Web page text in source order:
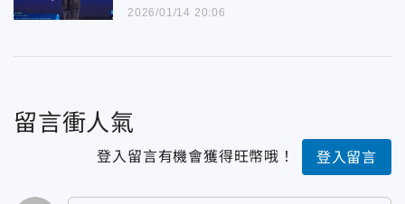
2026/01/14 20:06
留言衝人氣
登入留言有機會獲得旺幣哦！ 登入留言